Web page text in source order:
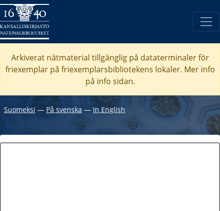
Arkiverat nätmaterial tillgänglig på dataterminaler för
friexemplar på friexemplarsbibliotekens lokaler. Mer info
på info sidan.
Suomeksi ― På svenska ― In English